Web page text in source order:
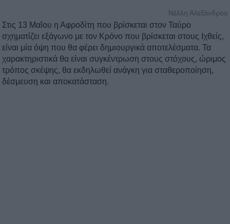
Νέλλη Αλεξάνδρου
Στις 13 Μαΐου η Αφροδίτη που βρίσκεται στον Ταύρο
σχηματίζει εξάγωνο με τον Κρόνο που βρίσκεται στους Ιχθείς,
είναι μία όψη που θα φέρει δημιουργικά αποτελέσματα. Τα
χαρακτηριστικά θα είναι συγκέντρωση στους στόχους, ώριμος
τρόπος σκέψης, θα εκδηλωθεί ανάγκη για σταθεροποίηση,
δέσμευση και αποκατάσταση.